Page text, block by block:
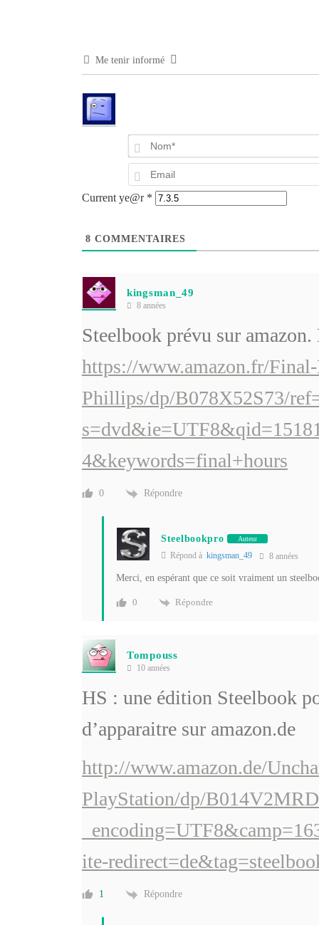
Me tenir informé
Current ye@r *
8 COMMENTAIRES
kingsman_49
8 années
Steelbook prévu sur
https://www.amazon.fr/
Phillips/dp/B078X52S73/
4&keywords=final+hours
0 Répondre
Steelbookpro Auteur
Répond à kingsman_49 8 années
Merci, en espérant que ce soit vraiment un
0 Répondre
Tompouss
10 années
HS : une édition Steelbook
d’apparaitre sur amazon.de
http://www.amazon.de/
PlayStation/dp/
ite-
1 Répondre